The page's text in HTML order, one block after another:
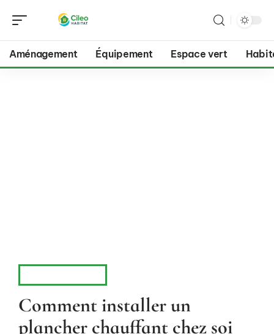
Aménagement Équipement Espace vert
Comment installer un
plancher chauffant chez soi